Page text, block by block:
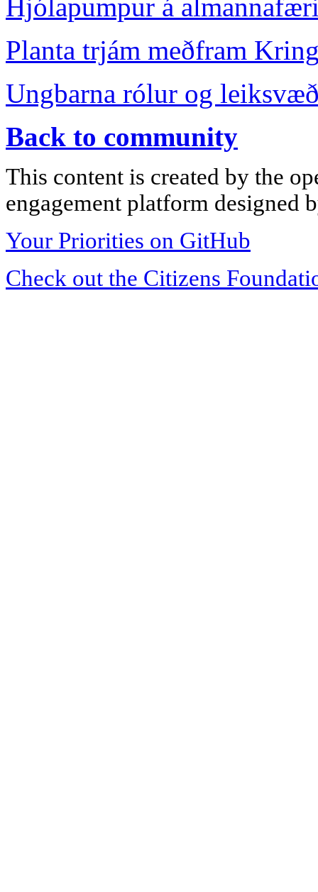
Hjólapumpur á
Planta trjám meðfram
Ungbarna rólur og
Back to community
This content is created by the
engagement platform designed
Your Priorities on GitHub
Check out the Citizens